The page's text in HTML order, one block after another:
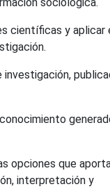
científicas y aplicar
opciones que
interpretación y